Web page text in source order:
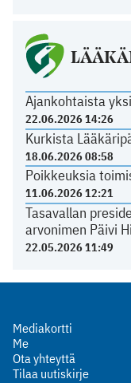
Ajankohtaista
22.06.2026 14:26
Kurkista
18.06.2026 08:58
Poikkeuksia
11.06.2026 12:21
Tasavallan
arvonimen Päivi
22.05.2026 11:49
Mediakortti
Me
Ota yhteyttä
Tilaa uutiskirje